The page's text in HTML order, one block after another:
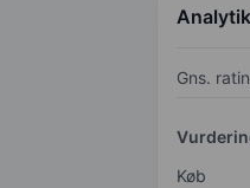
Gns.
Køb